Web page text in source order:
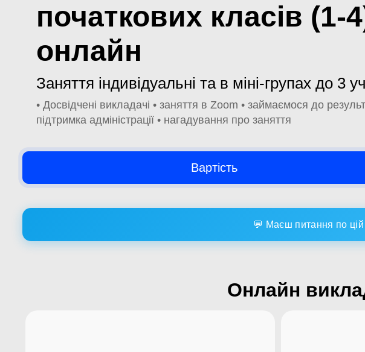
початкових класів (1-
онлайн
Заняття індивідуальні та в міні-групах до 3
• Досвідчені викладачі • заняття в Zoom • займаємося до
підтримка адміністрації • нагадування про заняття
Вартість
💬 Маєш питання по
Онлайн